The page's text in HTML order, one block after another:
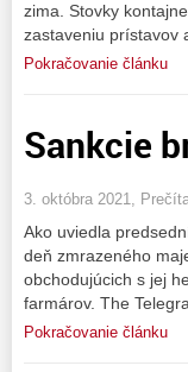
zima. Stovky
zastaveniu prístavov
Pokračovanie článku
Sankcie
3. októbra 2021,
Ako uviedla
deň zmrazeného
obchodujúcich s jej
farmárov. The
Pokračovanie článku